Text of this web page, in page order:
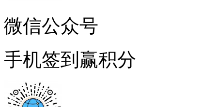
微信公众号
手机签到赢积分